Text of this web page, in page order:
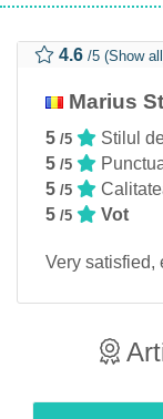
4.6 /5 (Show
Marius
5 /5
Stilul
5 /5
5 /5
5 /5 Vot
Very satisfied,